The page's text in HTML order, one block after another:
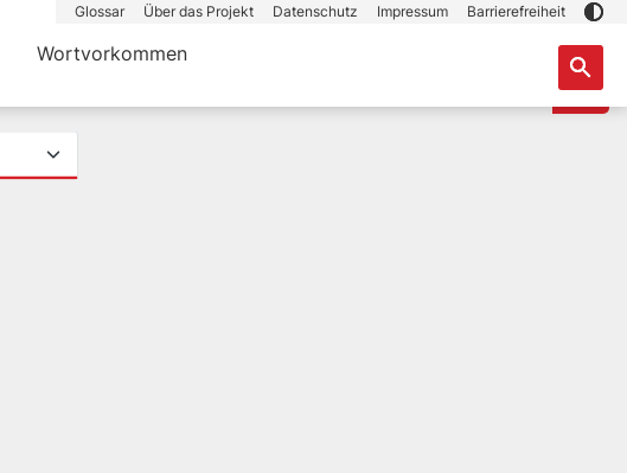
Glossar Über das Projekt Datenschutz Impressum Barrierefreiheit
Wortvorkommen